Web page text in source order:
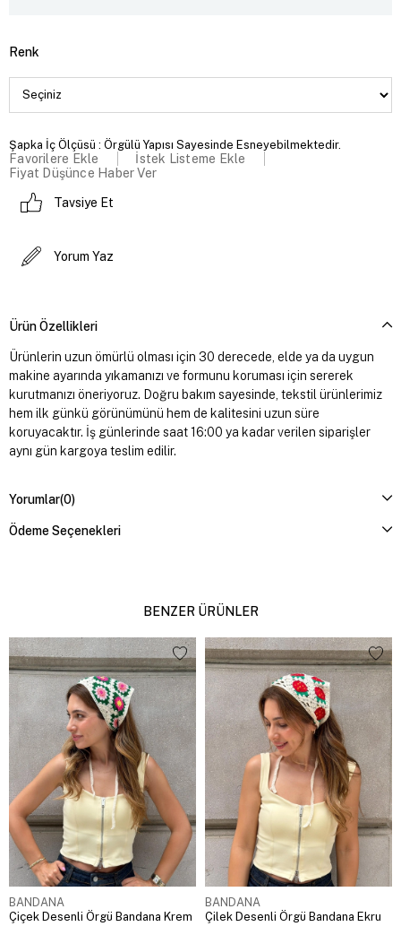
Renk
Şapka İç Ölçüsü : Örgülü Yapısı Sayesinde Esneyebilmektedir.
Favorilere Ekle
İstek Listeme Ekle
Fiyat Düşünce Haber Ver
Tavsiye Et
Yorum Yaz
Ürün Özellikleri
Ürünlerin uzun ömürlü olması için 30 derecede, elde ya da uygun
makine ayarında yıkamanızı ve formunu koruması için sererek
kurutmanızı öneriyoruz. Doğru bakım sayesinde, tekstil ürünlerimiz
hem ilk günkü görünümünü hem de kalitesini uzun süre
koruyacaktır. İş günlerinde saat 16:00 ya kadar verilen siparişler
aynı gün kargoya teslim edilir.
Yorumlar(0)
Ödeme Seçenekleri
BENZER ÜRÜNLER
BANDANA
Çiçek Desenli Örgü Bandana Krem
BANDANA
Çilek Desenli Örgü Bandana Ekru